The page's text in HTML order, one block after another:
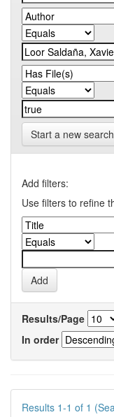
Start a new search
Add filters:
Use filters to refine
Results/Page
In order
Results 1-1 of 1